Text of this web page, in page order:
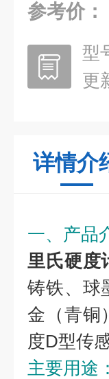
参考价：
型
更
详情介
一、产品
里氏硬度
铸铁、球
金（青铜
度D型传
主要用途：